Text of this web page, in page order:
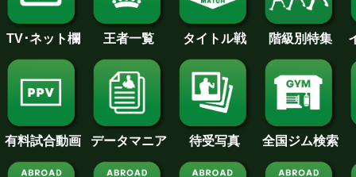
TV･ネット欄 王者一覧 タイトル戦 階級別特集
有料試合動画 データマニア 待受写真 全国ジム検索